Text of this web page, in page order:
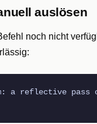
auslösen
noch nicht
a reflective pass